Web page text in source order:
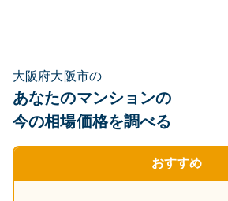
大阪府大阪市の
あなたのマンションの
今の相場価格を調べる
おすすめ